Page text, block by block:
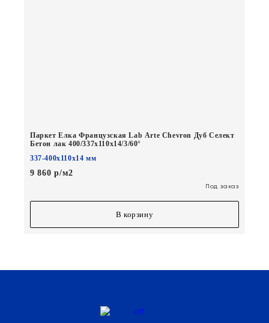
Паркет Елка Французская Lab Arte Chevron Дуб Селект
Бетон лак 400/337х110х14/3/60°
337-400х110х14 мм
9 860 р/м2
Под заказ
В корзину